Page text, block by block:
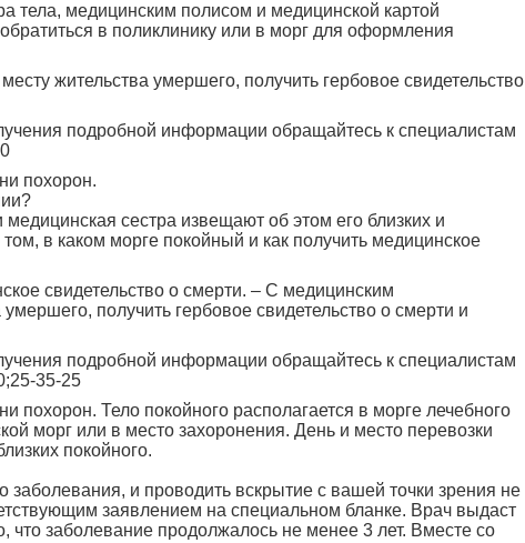
тела, медицинским полисом и медицинской картой
в поликлинику или в морг для оформления
жительства умершего, получить гербовое свидетельство
подробной информации обращайтесь к специалистам
похорон.
сестра извещают об этом его близких и
в каком морге покойный и как получить медицинское
свидетельство о смерти. – С медицинским
получить гербовое свидетельство о смерти и
подробной информации обращайтесь к специалистам
35-25
похорон. Тело покойного располагается в морге лечебного
морг или в место захоронения. День и место перевозки
покойного.
заболевания, и проводить вскрытие с вашей точки зрения не
заявлением на специальном бланке. Врач выдаст
что заболевание продолжалось не менее 3 лет. Вместе со